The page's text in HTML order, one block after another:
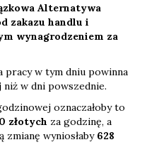
Alternatywa
zakazu handlu i
wynagrodzeniem za
pracy w tym dniu powinna
niż w dni powszednie.
oznaczałoby to
złotych za godzinę, a
zmianę wyniosłaby 628